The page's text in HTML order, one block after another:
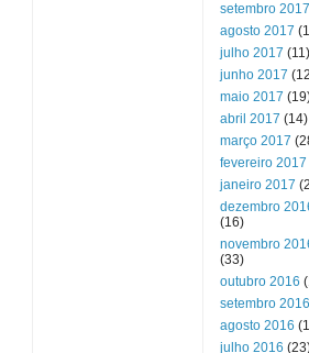
setembro 2017
agosto 2017
julho 2017 (11)
junho 2017
maio 2017
abril 2017 (14)
março 2017
fevereiro 2017
janeiro 2017
dezembro
(16)
novembro
(33)
outubro 2016
setembro 2016
agosto 2016
julho 2016